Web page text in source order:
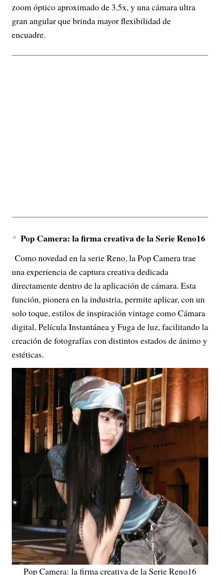
zoom óptico aproximado de 3.5x, y una cámara ultra
gran angular que brinda mayor flexibilidad de
encuadre.
Pop Camera: la firma creativa de la Serie Reno16
Como novedad en la serie Reno, la Pop Camera trae
una experiencia de captura creativa dedicada
directamente dentro de la aplicación de cámara. Esta
función, pionera en la industria, permite aplicar, con un
solo toque, estilos de inspiración vintage como Cámara
digital, Película Instantánea y Fuga de luz, facilitando la
creación de fotografías con distintos estados de ánimo y
estéticas.
Pop Camera: la firma creativa de la Serie Reno16